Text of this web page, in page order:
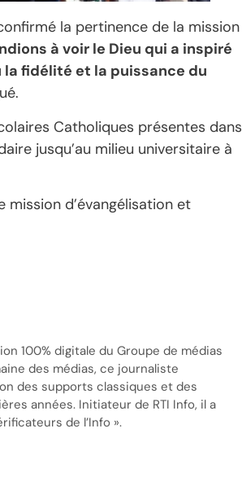
la pertinence de la mission
à voir le Dieu qui a inspiré
la fidélité et la puissance du
Catholiques présentes dans
jusqu’au milieu universitaire à
d’évangélisation et
100% digitale du Groupe de médias
des médias, ce journaliste
des supports classiques et des
années. Initiateur de RTI Info, il a
de l’Info ».